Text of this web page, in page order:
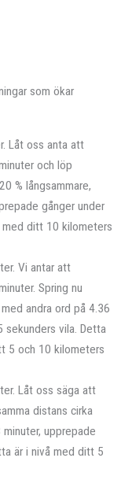
som ökar
Låt oss anta att
och löp
% långsammare,
gånger under
med ditt 10 kilometers
Vi antar att
Spring nu
andra ord på 4.36
sekunders vila. Detta
5 och 10 kilometers
Låt oss säga att
distans cirka
upprepade
är i nivå med ditt 5